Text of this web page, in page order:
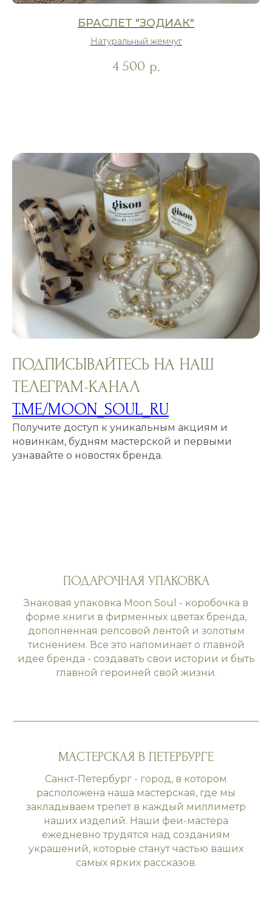
БРАСЛЕТ "ЗОДИАК"
Натуральный жемчуг
4 500 р.
ПОДПИСЫВАЙТЕСЬ НА НАШ
ТЕЛЕГРАМ-КАНАЛ
T.ME/MOON_SOUL_RU
Получите доступ к уникальным акциям и
новинкам, будням мастерской и первыми
узнавайте о новостях бренда.
ПОДАРОЧНАЯ УПАКОВКА
Знаковая упаковка Moon Soul - коробочка в
форме книги в фирменных цветах бренда,
дополненная репсовой лентой и золотым
тиснением. Все это напоминает о главной
идее бренда - создавать свои истории и быть
главной героиней свой жизни.
МАСТЕРСКАЯ В ПЕТЕРБУРГЕ
Санкт-Петербург - город, в котором
расположена наша мастерская, где мы
закладываем трепет в каждый миллиметр
наших изделий. Наши феи-мастера
ежедневно трудятся над созданиям
украшений, которые станут частью ваших
самых ярких рассказов.